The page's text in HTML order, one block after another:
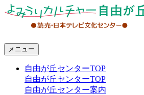
メニュー
自由が丘センターTOP
自由が丘センターTOP
自由が丘センター案内